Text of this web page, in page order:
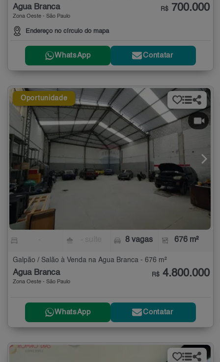
Água Branca
Zona Oeste - São Paulo
Endereço no círculo do mapa
R$ 700.000
WhatsApp Contatar
Oportunidade
8 vagas 676 m²
Galpão / Salão à Venda na Água Branca - 676 m²
Água Branca
Zona Oeste - São Paulo
R$ 4.800.000
WhatsApp Contatar